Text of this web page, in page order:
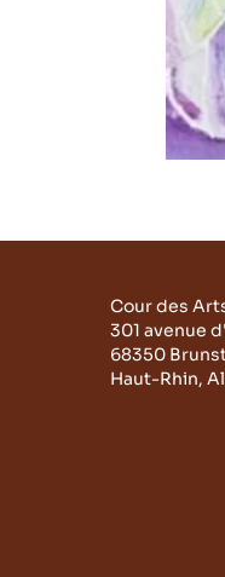
Cour des
301 avenue
68350
Haut-Rhin,